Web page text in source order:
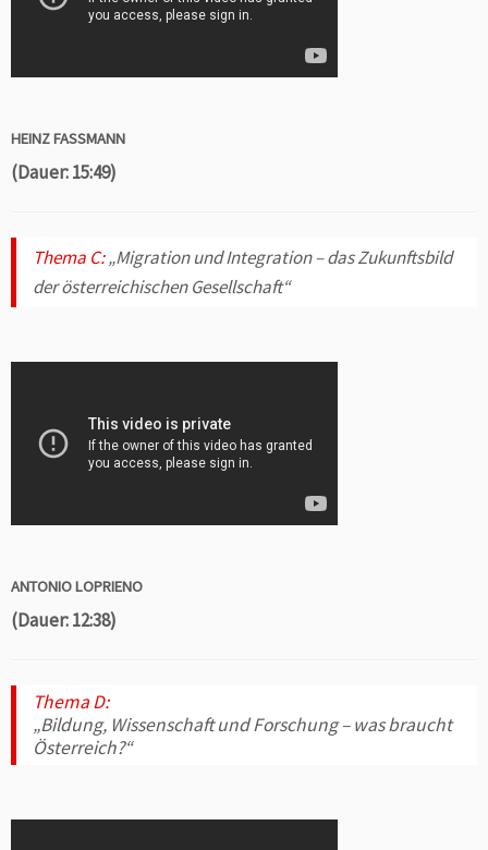
HEINZ FASSMANN
(Dauer: 15:49)
Thema C:„Migration und Integration – das Zukunftsbild
der österreichischen Gesellschaft“
ANTONIO LOPRIENO
(Dauer: 12:38)
Thema D:
„Bildung, Wissenschaft und Forschung – was braucht
Österreich?“